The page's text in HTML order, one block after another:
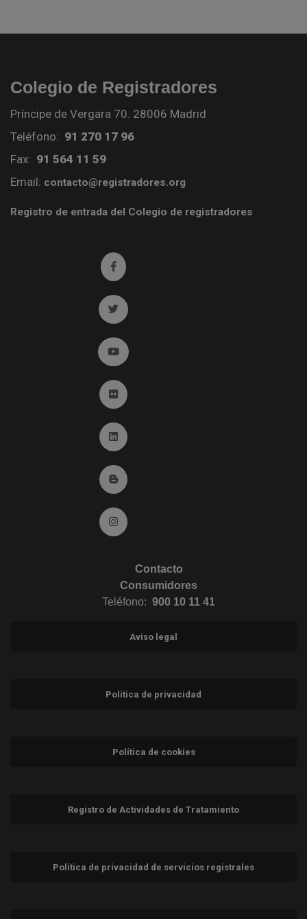
Colegio de Registradores
Príncipe de Vergara 70. 28006 Madrid
Teléfono: 91 270 17 96
Fax: 91 564 11 59
Email: contacto@registradores.org
Registro de entrada del Colegio de registradores
Ir a facebook (abre en ventana nueva)
Ir a twitter (abre en ventana nueva)
Ir a YouTube (abre en ventana nueva)
Ir a Flickr (abre en ventana nueva)
Ir a Linkedin (abre en ventana nueva)
Ir al Blog (abre en ventana nueva)
Ir a Instagram (abre en ventana nueva)
Contacto
Consumidores
Teléfono: 900 10 11 41
Aviso legal
Política de privacidad
Política de cookies
Registro de Actividades de Tratamiento
Política de privacidad de servicios registrales